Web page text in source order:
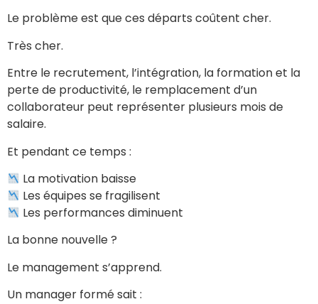
Le problème est que ces départs coûtent cher.
Très cher.
Entre le recrutement, l’intégration, la formation et la
perte de productivité, le remplacement d’un
collaborateur peut représenter plusieurs mois de
salaire.
Et pendant ce temps :
La motivation baisse
Les équipes se fragilisent
Les performances diminuent
La bonne nouvelle ?
Le management s’apprend.
Un manager formé sait :